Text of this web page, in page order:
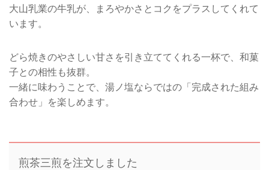
大山乳業の牛乳が、まろやかさとコクをプラスしてくれて
います。
どら焼きのやさしい甘さを引き立ててくれる一杯で、和菓
子との相性も抜群。
一緒に味わうことで、湯ノ塩ならではの「完成された組み
合わせ」を楽しめます。
煎茶三煎を注文しました